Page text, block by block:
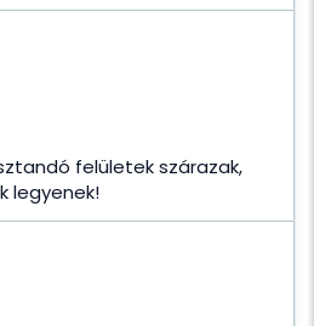
felületek szárazak,
legyenek!